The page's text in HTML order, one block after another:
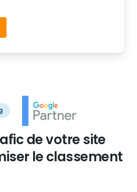
devotresite
leclassement